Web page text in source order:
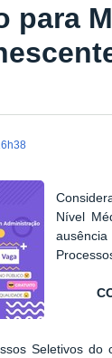
para
Nível
Seletivos